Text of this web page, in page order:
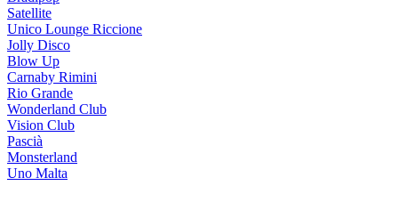
Satellite
Unico Lounge Riccione
Jolly Disco
Blow Up
Carnaby Rimini
Rio Grande
Wonderland Club
Vision Club
Pascià
Monsterland
Uno Malta